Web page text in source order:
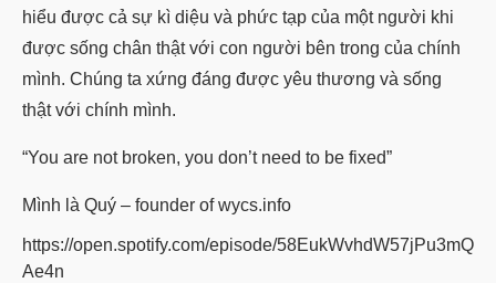
hiểu được cả sự kì diệu và phức tạp của một người khi
được sống chân thật với con người bên trong của chính
mình. Chúng ta xứng đáng được yêu thương và sống
thật với chính mình.
“You are not broken, you don’t need to be fixed”
Mình là Quý – founder of wycs.info
https://open.spotify.com/episode/58EukWvhdW57jPu3mQ
Ae4n